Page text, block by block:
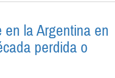
la Argentina en
perdida o